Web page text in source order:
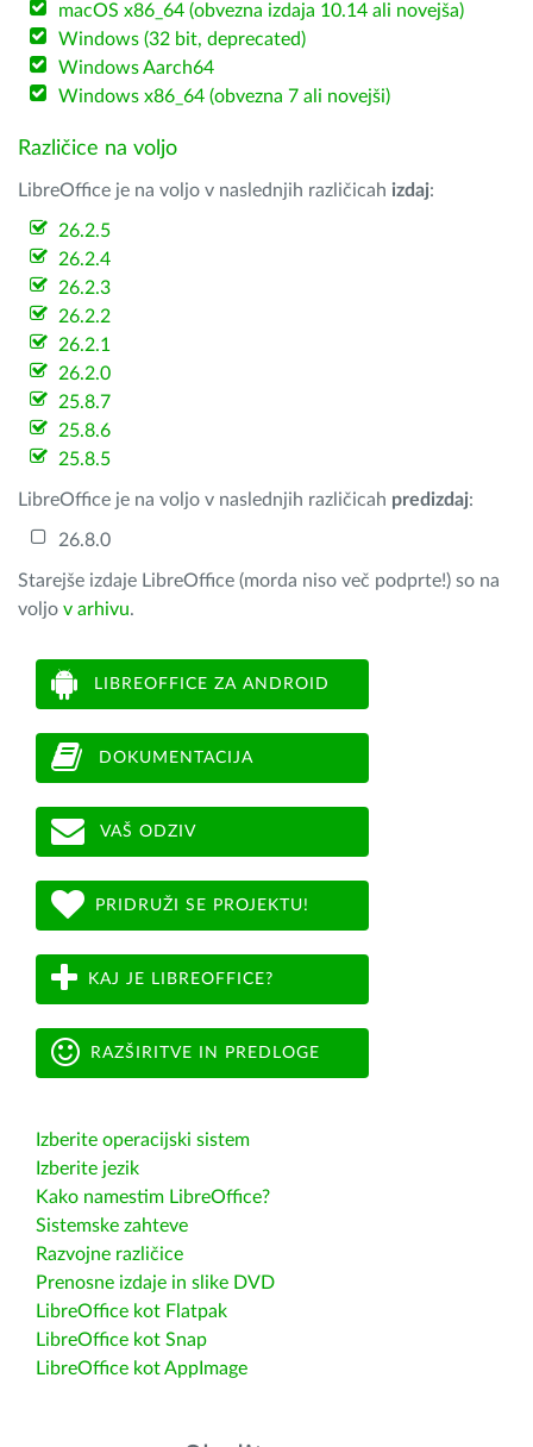
macOS x86_64 (obvezna izdaja 10.14 ali novejša)
Windows (32 bit, deprecated)
Windows Aarch64
Windows x86_64 (obvezna 7 ali novejši)
Različice na voljo
LibreOffice je na voljo v naslednjih različicah izdaj:
26.2.5
26.2.4
26.2.3
26.2.2
26.2.1
26.2.0
25.8.7
25.8.6
25.8.5
LibreOffice je na voljo v naslednjih različicah predizdaj:
26.8.0
Starejše izdaje LibreOffice (morda niso več podprte!) so na
voljo v arhivu.
LIBREOFFICE ZA ANDROID
DOKUMENTACIJA
VAŠ ODZIV
PRIDRUŽI SE PROJEKTU!
KAJ JE LIBREOFFICE?
RAZŠIRITVE IN PREDLOGE
Izberite operacijski sistem
Izberite jezik
Kako namestim LibreOffice?
Sistemske zahteve
Razvojne različice
Prenosne izdaje in slike DVD
LibreOffice kot Flatpak
LibreOffice kot Snap
LibreOffice kot AppImage